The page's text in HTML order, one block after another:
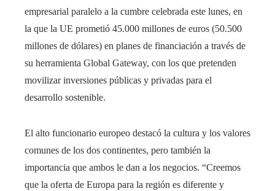
empresarial paralelo a la cumbre celebrada este lunes, en
la que la UE prometió 45.000 millones de euros (50.500
millones de dólares) en planes de financiación a través de
su herramienta Global Gateway, con los que pretenden
movilizar inversiones públicas y privadas para el
desarrollo sostenible.
El alto funcionario europeo destacó la cultura y los valores
comunes de los dos continentes, pero también la
importancia que ambos le dan a los negocios. “Creemos
que la oferta de Europa para la región es diferente y